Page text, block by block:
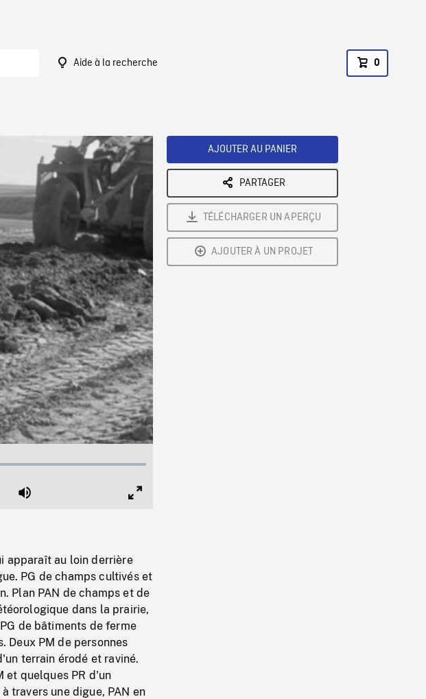
Aide à la recherche 0
Mute
apparaît au loin derrière
PG de champs cultivés et
Plan PAN de champs et de
dans la prairie,
de bâtiments de ferme
Deux PM de personnes
terrain érodé et raviné.
et quelques PR d'un
travers une digue, PAN en
AJOUTER AU PANIER
PARTAGER
TÉLÉCHARGER UN APERÇU
AJOUTER À UN PROJET